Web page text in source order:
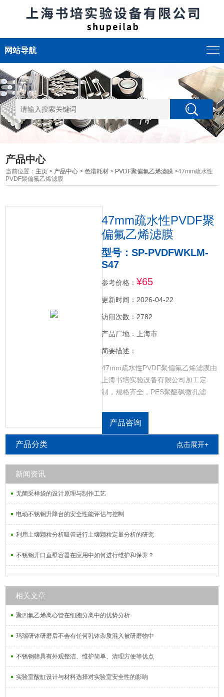
网站导航
产品中心
当前位置： 主页 > 产品中心 >色谱耗材 > PVDF聚偏氟乙烯滤膜 >47mm疏水性
PVDF聚偏氟乙烯滤膜
47mm疏水性PVDF聚
偏氟乙烯滤膜
型号：SP-PVDFWKLM-
S47
参考价格： ¥65
更新时间：2026-04-22
访问次数：2782
产品厂地：上海市
简要描述：
47mm疏水性PVDF聚偏氟乙烯滤膜由
上海书培实验设备有限公司加工定
制，规格齐全，PES聚醚砜微孔滤
素微孔滤膜，NYLON尼龙微孔滤膜，
CELL超滤纤维素微孔滤膜，PP聚丙
膜，PVDF聚偏氟乙烯微孔滤膜，
产品咨询
产品分类 点击展开+
新闻资讯
无菌采样袋的设计原理与制作工艺
电动不锈钢升降台的安全性能评估与控制
利用土壤颗粒分析吸管进行土壤颗粒定量分析的研究
不锈钢开口直壁容器在应用中如何进行维护和保养？
相关文章
聚四氟乙烯离心管在细胞分离中的优势分析
玛瑙研钵研磨后不会有任何乳钵杂质混入被研磨物中
不锈钢筛具有外观整洁、维护简单、清理方便等优点
实验室酸缸设计与材料选择对实验室安全性的影响